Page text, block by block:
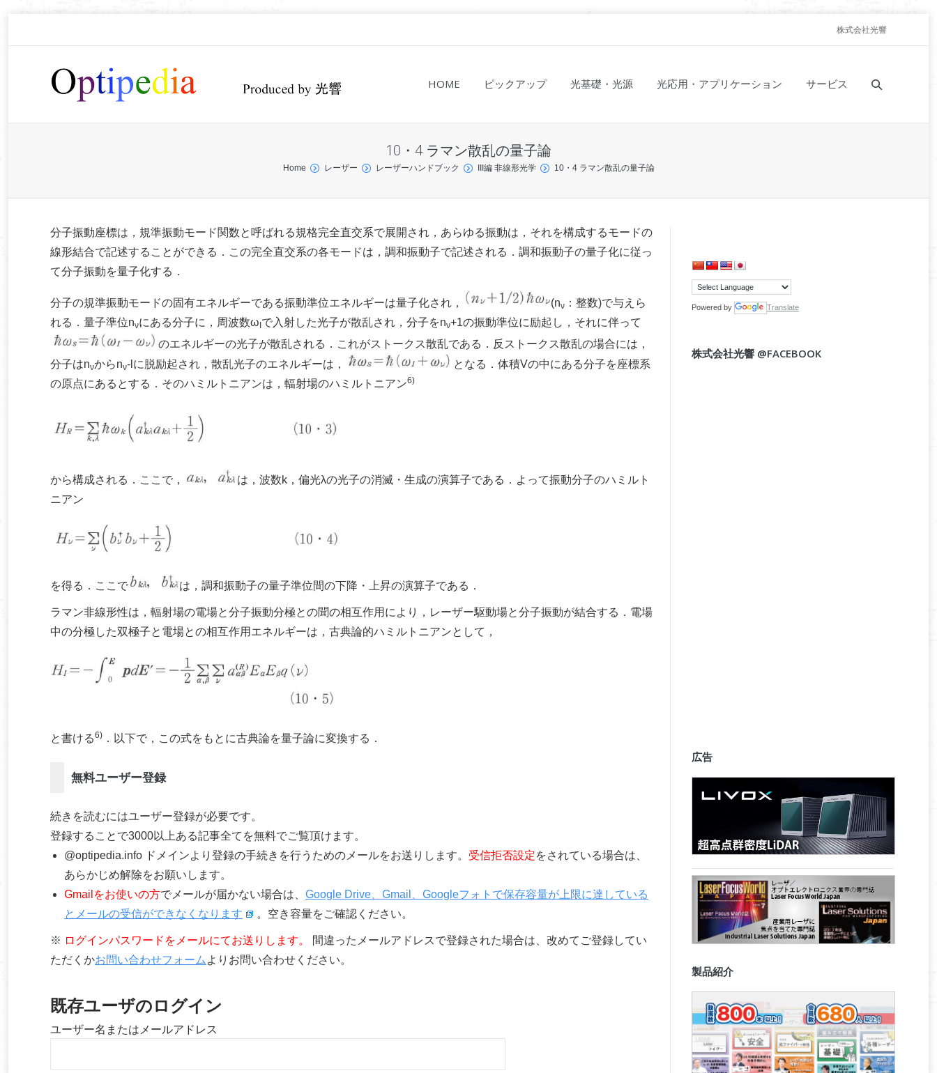
株式会社光響
HOME ピックアップ 光基礎・光源 光応用・アプリケーション サービス
10・4 ラマン散乱の量子論
Home レーザー レーザーハンドブック III編 非線形光学 10・4 ラマン散乱の量子論
分子振動座標は，規準振動モード関数と呼ばれる規格完全直交系で展開され，あらゆる振動は，それを構成するモードの
線形結合で記述することができる．この完全直交系の各モードは，調和振動子で記述される．調和振動子の量子化に従っ
て分子振動を量子化する．
分子の規準振動モードの固有エネルギーである振動準位エネルギーは量子化され， (nν ：整数)で与えら
れる．量子準位nνにある分子に，周波数ω で入射した光子が散乱され，分子をnν+1の振動準位に励起し，それに伴って
のエネルギーの光子が散乱される．これがストークス散乱である．反ストークス散乱の場合には，
分子はnνからnν-lに脱励起され，散乱光子のエネルギーは，
となる．体積Vの中にある分子を座標系
の原点にあるとする．そのハミルトニアンは，輻射場のハミルトニアン6)
から構成される．ここで，
は，波数k，偏光λの光子の消滅・生成の演算子である．よって振動分子のハミルト
ニアン
を得る．ここで は，調和振動子の量子準位間の下降・上昇の演算子である．
ラマン非線形性は，輻射場の電場と分子振動分極との聞の相互作用により，レーザー駆動場と分子振動が結合する．電場
中の分極した双極子と電場との相互作用エネルギーは，古典論的ハミルトニアンとして，
と書ける6) ．以下で，この式をもとに古典論を量子論に変換する．
無料ユーザー登録
続きを読むにはユーザー登録が必要です。
登録することで3000以上ある記事全てを無料でご覧頂けます。
@optipedia.info ドメインより登録の手続きを行うためのメールをお送りします。 受信拒否設定をされている場合は、
あらかじめ解除をお願いします。
Gmailをお使いの方でメールが届かない場合は、 Google Drive、Gmail、Googleフォトで保存容量が上限に達している
とメールの受信ができなくなります
。空き容量をご確認ください。
※ ログインパスワードをメールにてお送りします。
間違ったメールアドレスで登録された場合は、改めてご登録してい
ただくかお問い合わせフォーム よりお問い合わせください。
既存ユーザのログイン
ユーザー名またはメールアドレス
Powered by Translate
株式会社光響 @FACEBOOK
広告
製品紹介